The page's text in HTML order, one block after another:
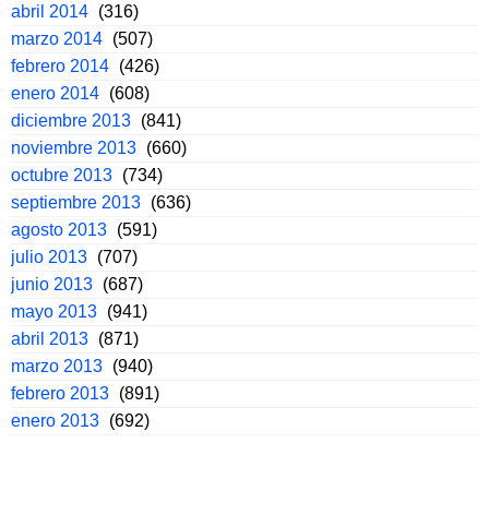
abril 2014 (316)
marzo 2014 (507)
febrero 2014 (426)
enero 2014 (608)
diciembre 2013 (841)
noviembre 2013 (660)
octubre 2013 (734)
septiembre 2013 (636)
agosto 2013 (591)
julio 2013 (707)
junio 2013 (687)
mayo 2013 (941)
abril 2013 (871)
marzo 2013 (940)
febrero 2013 (891)
enero 2013 (692)